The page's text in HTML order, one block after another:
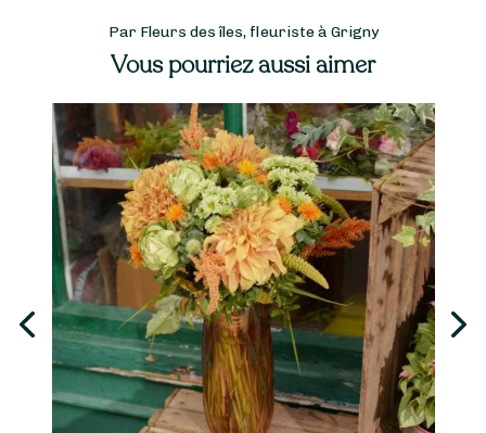
Par Fleurs des îles, fleuriste à Grigny
Vous pourriez aussi aimer